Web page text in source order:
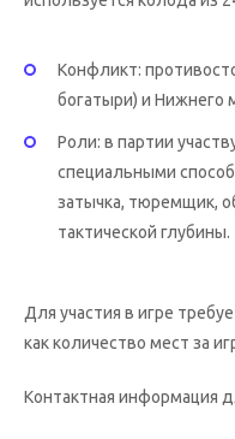
Конфликт:
богатыри) и Нижнего
Роли: в партии
специальными
затычка, тюремщик,
тактической глубины.
Для участия в игре
как количество мест за
Контактная информация